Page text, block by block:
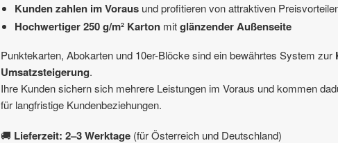
Kunden zahlen im Voraus und profitieren von attraktiven
Hochwertiger 250 g/m² Karton mitglänzender Außenseite
Punktekarten, Abokarten und 10er-Blöcke sind ein bewährtes System zur
Umsatzsteigerung.
Ihre Kunden sichern sich mehrere Leistungen im Voraus und kommen
für langfristige Kundenbeziehungen.
🚚 Lieferzeit: 2–3 Werktage (für Österreich und Deutschland)